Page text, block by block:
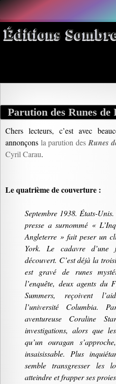
Aller
au
contenu
Éditions
Archives par mot-
Parution des Runes
Chers lecteurs, c’est avec
annonçons la parution des Runes
Cyril Carau.
Le quatrième de couverture :
Septembre 1938. États-
presse a surnommé «
Angleterre » fait peser un
York. Le cadavre d’une
découvert. C’est déjà la
est gravé de runes
l’enquête, deux agents du
Summers, reçoivent
l’université Columbia.
aventureuse Coraline
investigations, alors que
qu’un ouragan
insaisissable. Plus
semble transgresser
atteindre et frapper ses